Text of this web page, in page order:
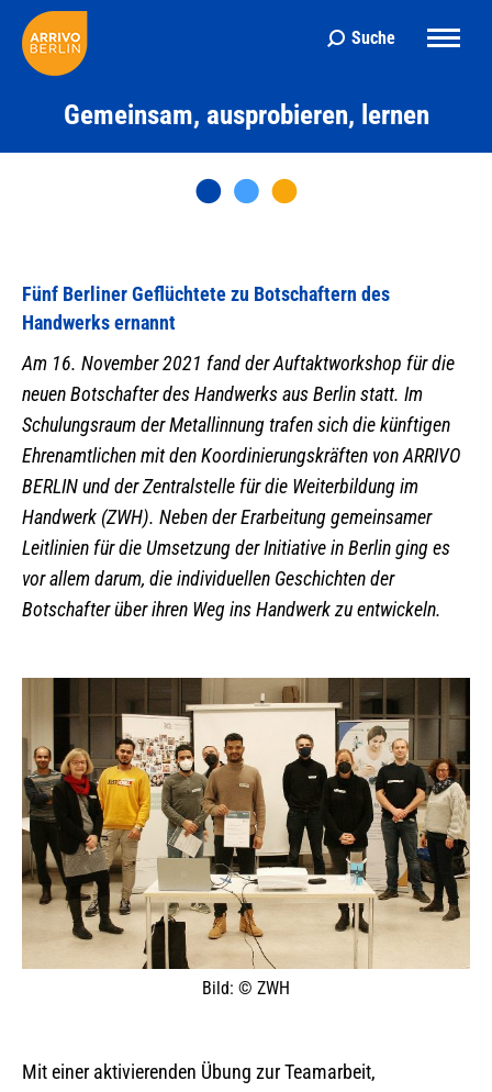
Search:
Suche
Gemeinsam, ausprobieren, lernen
Fünf Berliner Geflüchtete zu Botschaftern des
Handwerks ernannt
Am 16. November 2021 fand der Auftaktworkshop für die
neuen Botschafter des Handwerks aus Berlin statt. Im
Schulungsraum der Metallinnung trafen sich die künftigen
Ehrenamtlichen mit den Koordinierungskräften von ARRIVO
BERLIN und der Zentralstelle für die Weiterbildung im
Handwerk (ZWH). Neben der Erarbeitung gemeinsamer
Leitlinien für die Umsetzung der Initiative in Berlin ging es
vor allem darum, die individuellen Geschichten der
Botschafter über ihren Weg ins Handwerk zu entwickeln.
Bild: © ZWH
Mit einer aktivierenden Übung zur Teamarbeit,